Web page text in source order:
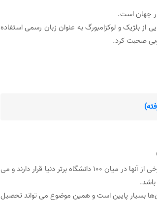
بلژیک و لوکزامبورگ به عنوان زبان رسمی استفاده
صحبت کرد.
دانشگاه‌های آلمان از بهترین مؤسسات آموزشی جهان هستند و برخی از آنها در میان ۱۰۰ دانشگاه برتر دنیا قرار دارند و می
بسیار پایین است و همین موضوع می تواند تحصیل